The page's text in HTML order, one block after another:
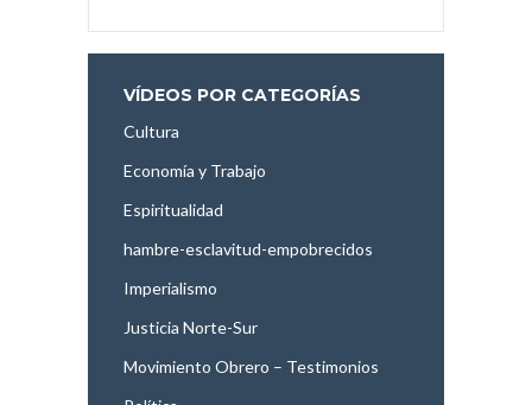
VÍDEOS POR CATEGORÍAS
Cultura
Economía y Trabajo
Espiritualidad
hambre-esclavitud-empobrecidos
Imperialismo
Justicia Norte-Sur
Movimiento Obrero – Testimonios